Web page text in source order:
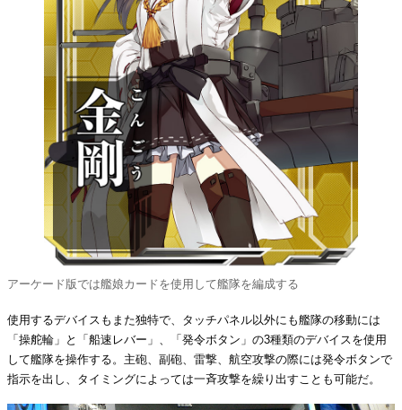
アーケード版では艦娘カードを使用して艦隊を編成する
使用するデバイスもまた独特で、タッチパネル以外にも艦隊の移動には
「操舵輪」と「船速レバー」、「発令ボタン」の3種類のデバイスを使用
して艦隊を操作する。主砲、副砲、雷撃、航空攻撃の際には発令ボタンで
指示を出し、タイミングによっては一斉攻撃を繰り出すことも可能だ。